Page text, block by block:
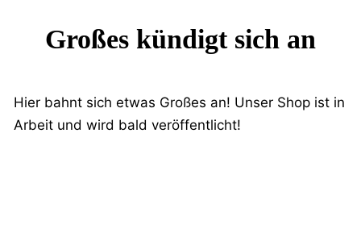
Großes kündigt sich an
Hier bahnt sich etwas Großes an! Unser Shop ist in
Arbeit und wird bald veröffentlicht!